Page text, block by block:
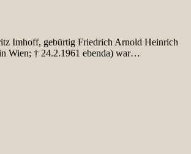
Imhoff, gebürtig Friedrich Arnold Heinrich
Wien; † 24.2.1961 ebenda) war…